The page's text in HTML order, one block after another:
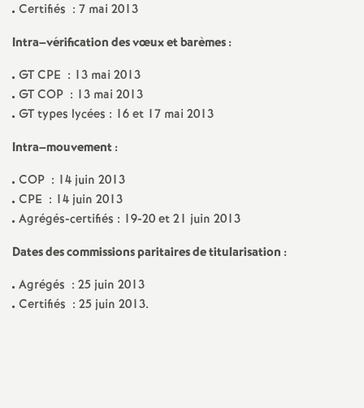
e
Certifiés : 7 mai 2013
Intra–vérification des vœux et barèmes :
GT CPE : 13 mai 2013
GT COP : 13 mai 2013
GT types lycées : 16 et 17 mai 2013
Intra–mouvement :
COP : 14 juin 2013
CPE : 14 juin 2013
Agrégés-certifiés : 19-20 et 21 juin 2013
Dates des commissions paritaires de titularisation :
Agrégés : 25 juin 2013
Certifiés : 25 juin 2013.